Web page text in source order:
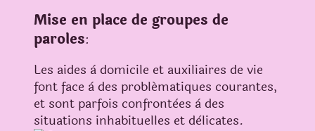
Mise en place de groupes de
paroles:
Les aides à domicile et auxiliaires de vie
font face à des problématiques courantes,
et sont parfois confrontèes à des
situations inhabituelles et dèlicates.